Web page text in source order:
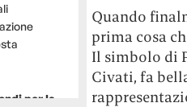
per la
Quando
prima cosa
Il simbolo di
Civati, fa